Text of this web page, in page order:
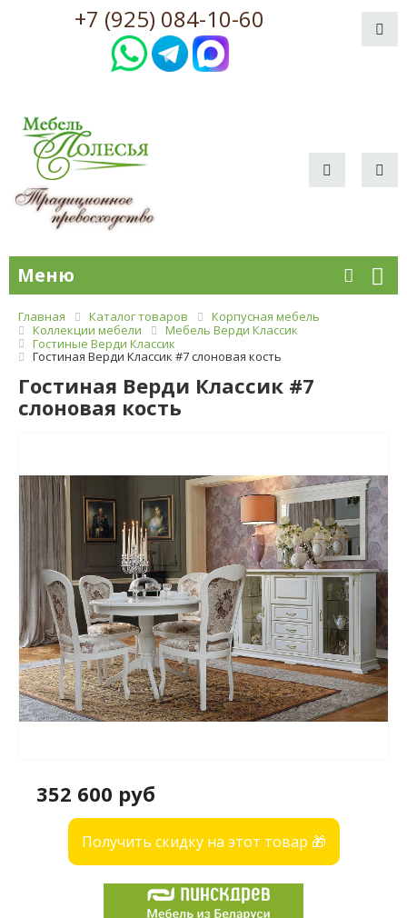
+7 (925) 084-10-60
Меню
Главная Каталог товаров
Корпусная мебель
Коллекции мебели
Мебель Верди Классик
Гостиные Верди Классик
Гостиная Верди Классик #7 слоновая кость
Гостиная Верди Классик #7
слоновая кость
352 600 руб
Получить скидку на этот товар 🎁